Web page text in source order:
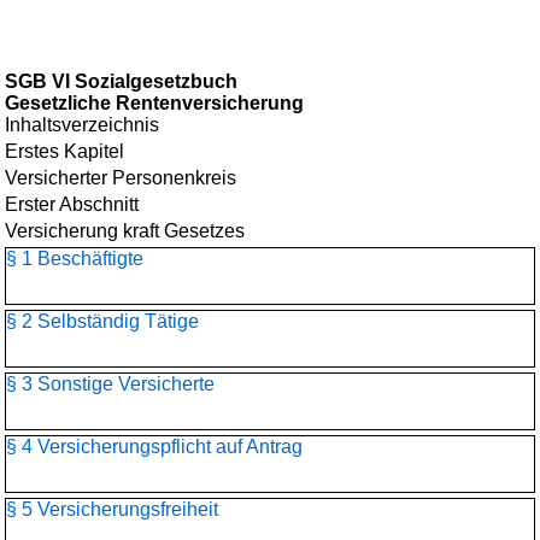
SGB VI Sozialgesetzbuch
Gesetzliche Rentenversicherung
Inhaltsverzeichnis
Erstes Kapitel
Versicherter Personenkreis
Erster Abschnitt
Versicherung kraft Gesetzes
§ 1 Beschäftigte
§ 2 Selbständig Tätige
§ 3 Sonstige Versicherte
§ 4 Versicherungspflicht auf Antrag
§ 5 Versicherungsfreiheit